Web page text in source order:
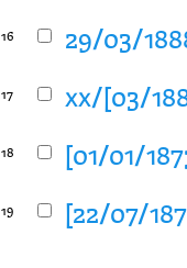
16 29/03/
17 xx/[03/
18 [01/01/
19 [22/07/